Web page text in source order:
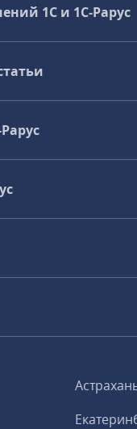
1С и 1С‑Рарус